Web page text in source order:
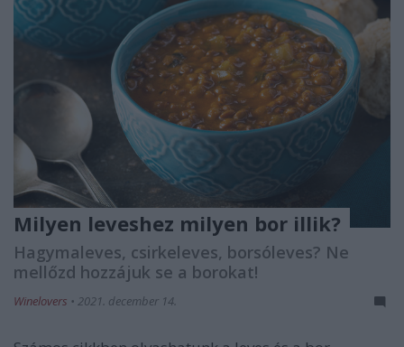
Milyen leveshez milyen bor illik?
Hagymaleves, csirkeleves, borsóleves? Ne
mellőzd hozzájuk se a borokat!
Winelovers • 2021. december 14.